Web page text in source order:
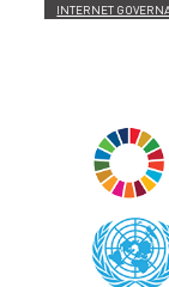
INTERNET